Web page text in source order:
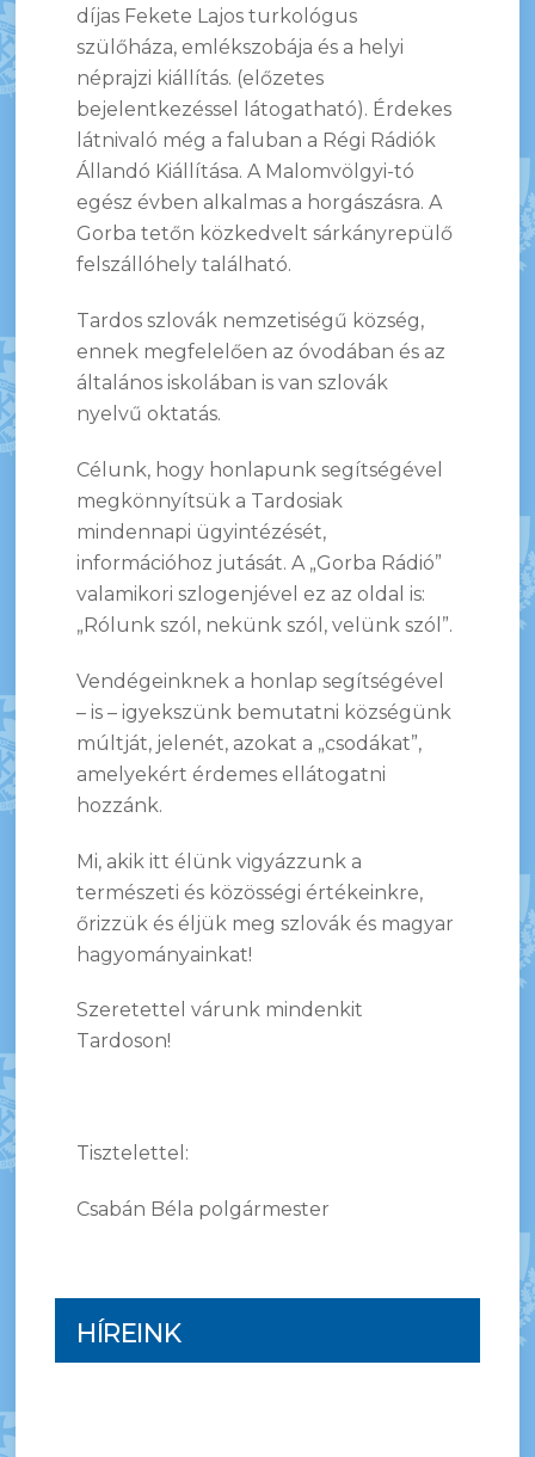
díjas Fekete Lajos turkológus
szülőháza, emlékszobája és a helyi
néprajzi kiállítás. (előzetes
bejelentkezéssel látogatható). Érdekes
látnivaló még a faluban a Régi Rádiók
Állandó Kiállítása. A Malomvölgyi-tó
egész évben alkalmas a horgászásra. A
Gorba tetőn közkedvelt sárkányrepülő
felszállóhely található.
Tardos szlovák nemzetiségű község,
ennek megfelelően az óvodában és az
általános iskolában is van szlovák
nyelvű oktatás.
Célunk, hogy honlapunk segítségével
megkönnyítsük a Tardosiak
mindennapi ügyintézését,
információhoz jutását. A „Gorba Rádió”
valamikori szlogenjével ez az oldal is:
„Rólunk szól, nekünk szól, velünk szól”.
Vendégeinknek a honlap segítségével
– is – igyekszünk bemutatni községünk
múltját, jelenét, azokat a „csodákat”,
amelyekért érdemes ellátogatni
hozzánk.
Mi, akik itt élünk vigyázzunk a
természeti és közösségi értékeinkre,
őrizzük és éljük meg szlovák és magyar
hagyományainkat!
Szeretettel várunk mindenkit
Tardoson!
Tisztelettel:
Csabán Béla polgármester
HÍREINK